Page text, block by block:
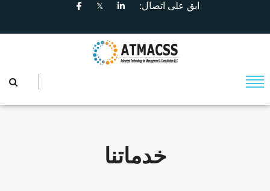
ابق على اتصال:
خدماتنا